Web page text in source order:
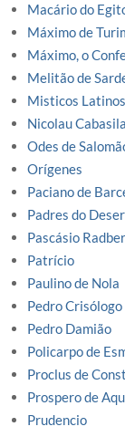
Macário do
Máximo de
Máximo, o
Melitão de
Misticos Latinos
Nicolau
Odes de
Orígenes
Paciano de
Padres do
Pascásio
Patrício
Paulino de Nola
Pedro Crisólogo
Pedro Damião
Policarpo de
Proclus de
Prospero de
Prudencio